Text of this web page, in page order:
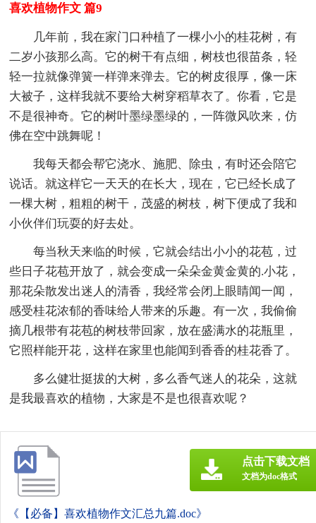
喜欢植物作文 篇9
几年前，我在家门口种植了一棵小小的桂花树，有
二岁小孩那么高。它的树干有点细，树枝也很苗条，轻
轻一拉就像弹簧一样弹来弹去。它的树皮很厚，像一床
大被子，这样我就不要给大树穿稻草衣了。你看，它是
不是很神奇。它的树叶墨绿墨绿的，一阵微风吹来，仿
佛在空中跳舞呢！
我每天都会帮它浇水、施肥、除虫，有时还会陪它
说话。就这样它一天天的在长大，现在，它已经长成了
一棵大树，粗粗的树干，茂盛的树枝，树下便成了我和
小伙伴们玩耍的好去处。
每当秋天来临的时候，它就会结出小小的花苞，过
些日子花苞开放了，就会变成一朵朵金黄金黄的.小花，
那花朵散发出迷人的清香，我经常会闭上眼睛闻一闻，
感受桂花浓郁的香味给人带来的乐趣。有一次，我偷偷
摘几根带有花苞的树枝带回家，放在盛满水的花瓶里，
它照样能开花，这样在家里也能闻到香香的桂花香了。
多么健壮挺拔的大树，多么香气迷人的花朵，这就
是我最喜欢的植物，大家是不是也很喜欢呢？
《【必备】喜欢植物作文汇总九篇.doc》
点击下载文档
文档为doc格式